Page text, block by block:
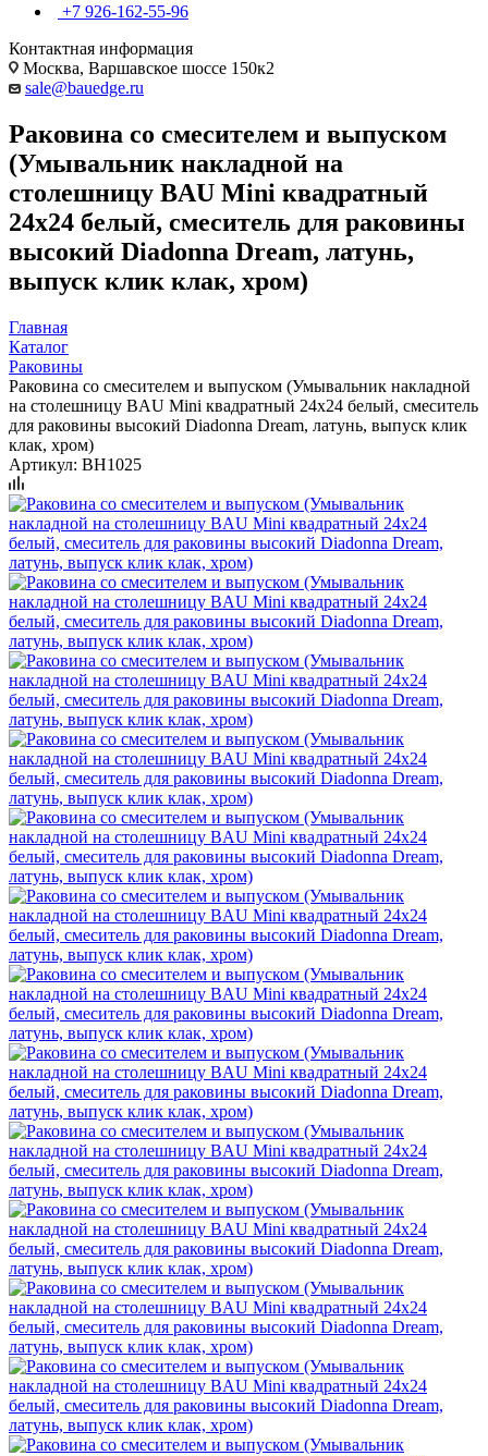
+7 926-162-55-96
Контактная информация
Москва, Варшавское шоссе 150к2
sale@bauedge.ru
Раковина со смесителем и выпуском
(Умывальник накладной на
столешницу BAU Mini квадратный
24х24 белый, смеситель для раковины
высокий Diadonna Dream, латунь,
выпуск клик клак, хром)
Главная
Каталог
Раковины
Раковина со смесителем и выпуском (Умывальник накладной
на столешницу BAU Mini квадратный 24х24 белый, смеситель
для раковины высокий Diadonna Dream, латунь, выпуск клик
клак, хром)
Артикул: BH1025